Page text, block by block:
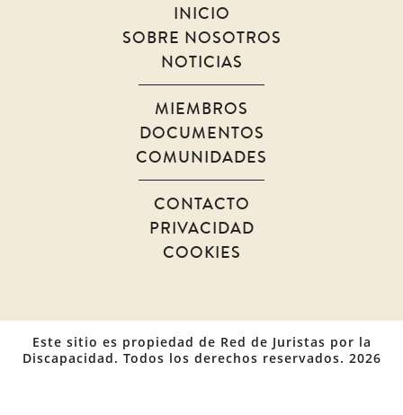
INICIO
SOBRE NOSOTROS
NOTICIAS
MIEMBROS
DOCUMENTOS
COMUNIDADES
CONTACTO
PRIVACIDAD
COOKIES
Este sitio es propiedad de Red de Juristas por la
Discapacidad. Todos los derechos reservados. 2026